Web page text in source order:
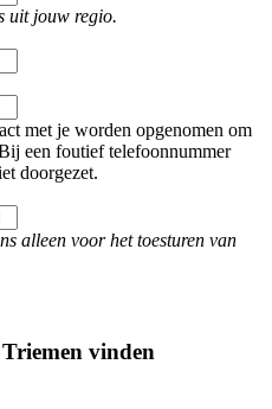
uit jouw regio.
met je worden opgenomen om
een foutief telefoonnummer
doorgezet.
alleen voor het toesturen van
vinden